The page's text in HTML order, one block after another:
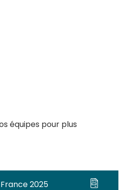
équipes pour plus
2025